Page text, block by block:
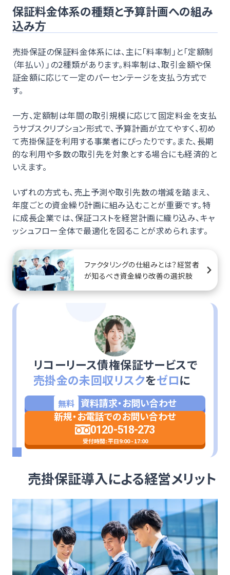
保証料金体系の種類と予算計画への組み
込み方
売掛保証の保証料金体系には、主に「料率制」と「定額制
（年払い）」の2種類があります。料率制は、取引金額や保
証金額に応じて一定のパーセンテージを支払う方式で
す。
一方、定額制は年間の取引規模に応じて固定料金を支払
うサブスクリプション形式で、予算計画が立てやすく、初め
て売掛保証を利用する事業者にぴったりです。また、長期
的な利用や多数の取引先を対象とする場合にも経済的と
いえます。
いずれの方式も、売上予測や取引先数の増減を踏まえ、
年度ごとの資金繰り計画に組み込むことが重要です。特
に成長企業では、保証コストを経営計画に織り込み、キャ
ッシュフロー全体で最適化を図ることが求められます。
ファクタリングの仕組みとは？経営者
が知るべき資金繰り改善の選択肢
リコーリース債権保証サービスで
売掛金の未回収リスクをゼロに
無料 資料請求・お問い合わせ
新規・お電話でのお問い合わせ
0120-518-273
受付時間: 平日9:00 - 17:00
売掛保証導入による経営メリット